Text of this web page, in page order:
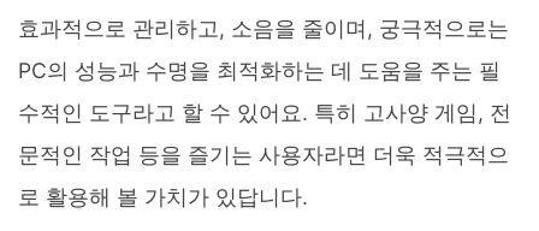
효과적으로 관리하고, 소음을 줄이며, 궁극적으로는
PC의 성능과 수명을 최적화하는 데 도움을 주는 필
수적인 도구라고 할 수 있어요. 특히 고사양 게임, 전
문적인 작업 등을 즐기는 사용자라면 더욱 적극적으
로 활용해 볼 가치가 있답니다.